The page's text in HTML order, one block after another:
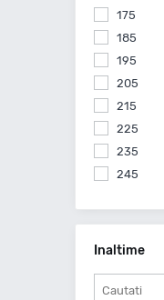
175
185
195
205
215
225
235
245
275
Inaltime